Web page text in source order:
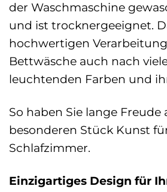
der Waschmaschine
und ist trocknergeeignet.
hochwertigen
Bettwäsche auch nach
leuchtenden Farben und
So haben Sie lange Freude
besonderen Stück Kunst
Schlafzimmer.
Einzigartiges Design für